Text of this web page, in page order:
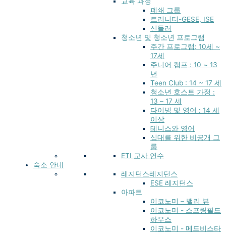
폐쇄 그룹
트리니티-GESE, ISE
신들러
청소년 및 청소년 프로그램
주간 프로그램: 10세 ~
17세
주니어 캠프 : 10 ~ 13
년
Teen Club : 14 ~ 17 세
청소년 호스트 가정 :
13 – 17 세
다이빙 및 영어 : 14 세
이상
테니스와 영어
십대를 위한 비공개 그
룹
ETI 교사 연수
숙소 안내
레지던스레지던스
ESE 레지던스
아파트
이코노미 – 밸리 뷰
이코노미 - 스프링필드
하우스
이코노미 - 메드비스타